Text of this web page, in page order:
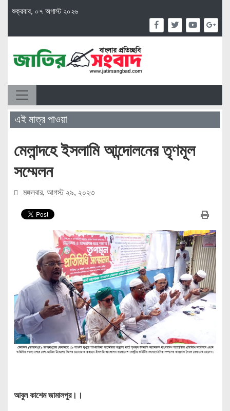
শুক্রবার, ০৭ অগাস্ট ২০২৬
এই মাত্র পাওয়া
মেলান্দহে ইসলামি আন্দোলনের তৃণমূল
সম্মেলন
মঙ্গলবার, আগস্ট ২৯, ২০২৩
আবুল কাশেম জামালপুর।।